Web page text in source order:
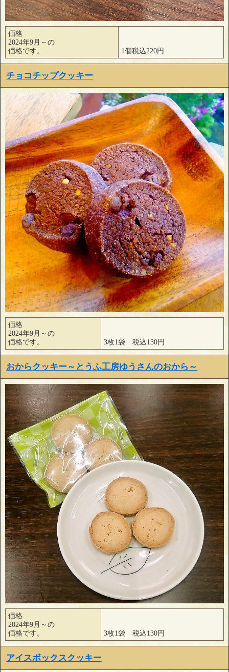
価格
2024年9月～の
価格です。
1個税込220円
チョコチップクッキー
価格
2024年9月～の
価格です。
3枚1袋 税込130円
おからクッキー～とうふ工房ゆうさんのおから～
価格
2024年9月～の
価格です。
3枚1袋 税込130円
アイスボックスクッキー